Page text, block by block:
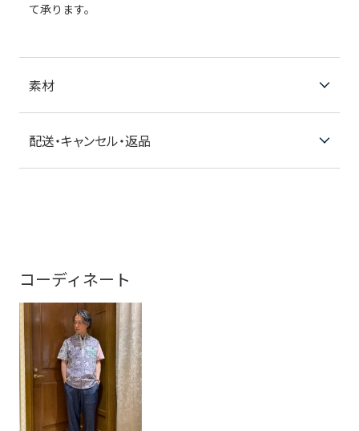
て承ります。
素材
配送・キャンセル・返品
コーディネート